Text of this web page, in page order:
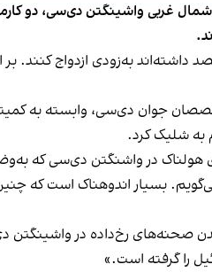
مقابل موزه یهودیان پایتخت در شمال غربی
داشته‌اند به‌زودی ازدواج
جوان دی‌سی، وابسته به
به شلیک کرد.
در واشنگتن دی‌سی که
می‌گویم. بسیار اندوهناک است
صحنه‌های رخ‌داده در واشینگتن
را گرفته است.»